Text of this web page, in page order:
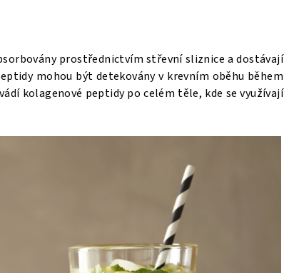
prostřednictvím střevní sliznice a dostávají
mohou být detekovány v krevním oběhu během
kolagenové peptidy po celém těle, kde se využívají